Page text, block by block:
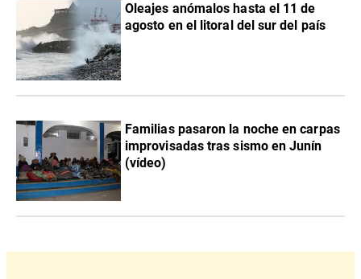
Oleajes anómalos hasta el 11 de
agosto en el litoral del sur del país
Familias pasaron la noche en carpas
improvisadas tras sismo en Junín
(vídeo)